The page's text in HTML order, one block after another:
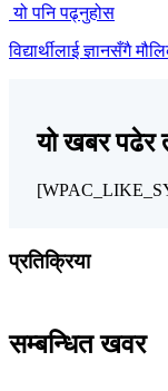
यो पनि पढ्नुहोस
विद्यार्थीलाई ज्ञानसँगै
यो खबर पढेर
प्रतिक्रिया
सम्बन्धित खवर